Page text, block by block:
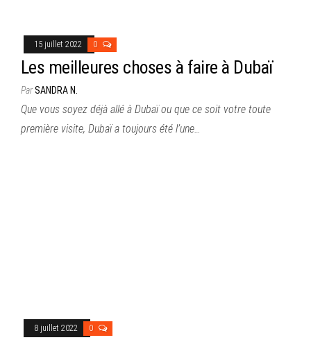
15 juillet 2022 0
Les meilleures choses à faire à Dubaï
ParSANDRA N.
Que vous soyez déjà allé à Dubaï ou que ce soit votre toute
première visite, Dubaï a toujours été l’une…
8 juillet 2022 0